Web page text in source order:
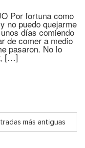
Por fortuna como
no puedo quejarme
días comiendo
de comer a medio
pasaron. No lo
[…]
más antiguas